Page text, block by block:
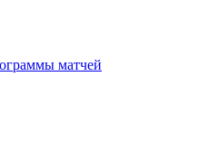
матчей